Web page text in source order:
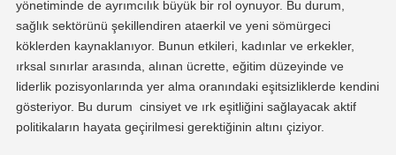
yönetiminde de ayrımcılık büyük bir rol oynuyor. Bu durum,
sağlık sektörünü şekillendiren ataerkil ve yeni sömürgeci
köklerden kaynaklanıyor. Bunun etkileri, kadınlar ve erkekler,
ırksal sınırlar arasında, alınan ücrette, eğitim düzeyinde ve
liderlik pozisyonlarında yer alma oranındaki eşitsizliklerde kendini
gösteriyor. Bu durum cinsiyet ve ırk eşitliğini sağlayacak aktif
politikaların hayata geçirilmesi gerektiğinin altını çiziyor.